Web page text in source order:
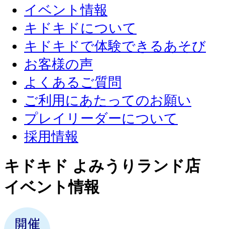
イベント情報
キドキドについて
キドキドで体験できるあそび
お客様の声
よくあるご質問
ご利用にあたってのお願い
プレイリーダーについて
採用情報
キドキド よみうりランド店
イベント情報